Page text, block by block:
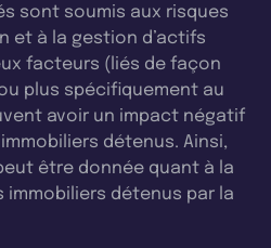
sont soumis aux risques
et à la gestion d’actifs
facteurs (liés de façon
plus spécifiquement au
avoir un impact négatif
détenus. Ainsi,
être donnée quant à la
détenus par la